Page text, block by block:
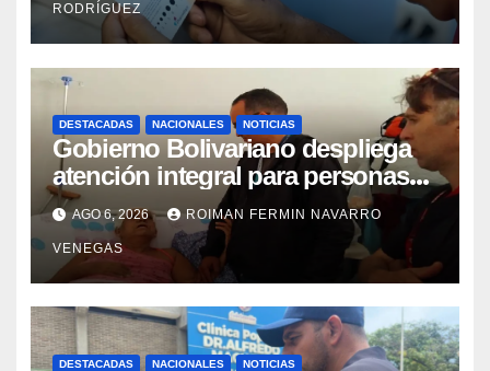
RODRÍGUEZ
DESTACADAS NACIONALES NOTICIAS
Gobierno Bolivariano despliega
atención integral para personas
con discapacidad en
campamentos de La Guaira
AGO 6, 2026 ROIMAN FERMIN NAVARRO
VENEGAS
DESTACADAS NACIONALES NOTICIAS